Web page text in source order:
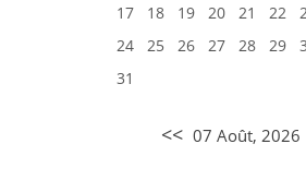
17
18 19 20 21 22
24
25 26 27 28 29
31
<< 07 Août, 2026